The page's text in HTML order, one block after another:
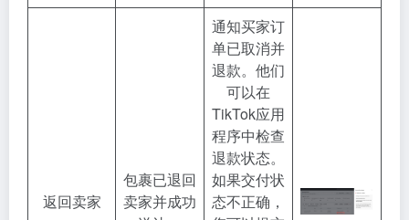
返回卖家
包裹已退回
卖家并成功
通知买家订
单已取消并
退款。他们
可以在
TikTok应用
程序中检查
退款状态。
如果交付状
态不正确，